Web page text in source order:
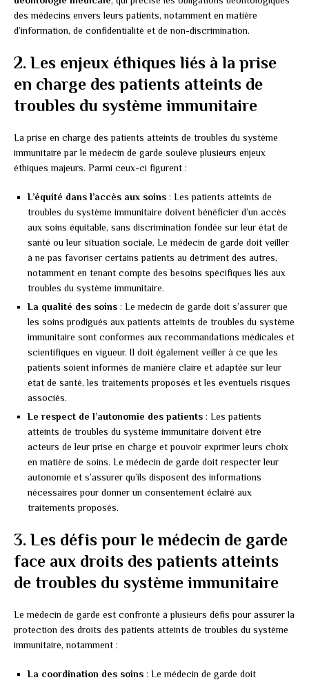
des médecins envers leurs patients, notamment en matière
d’information, de confidentialité et de non-discrimination.
2. Les enjeux éthiques liés à la prise
en charge des patients atteints de
troubles du système immunitaire
La prise en charge des patients atteints de troubles du système
immunitaire par le médecin de garde soulève plusieurs enjeux
éthiques majeurs. Parmi ceux-ci figurent :
L’équité dans l’accès aux soins : Les patients atteints de
troubles du système immunitaire doivent bénéficier d’un accès
aux soins équitable, sans discrimination fondée sur leur état de
santé ou leur situation sociale. Le médecin de garde doit veiller
à ne pas favoriser certains patients au détriment des autres,
notamment en tenant compte des besoins spécifiques liés aux
troubles du système immunitaire.
La qualité des soins : Le médecin de garde doit s’assurer que
les soins prodigués aux patients atteints de troubles du système
immunitaire sont conformes aux recommandations médicales et
scientifiques en vigueur. Il doit également veiller à ce que les
patients soient informés de manière claire et adaptée sur leur
état de santé, les traitements proposés et les éventuels risques
associés.
Le respect de l’autonomie des patients : Les patients
atteints de troubles du système immunitaire doivent être
acteurs de leur prise en charge et pouvoir exprimer leurs choix
en matière de soins. Le médecin de garde doit respecter leur
autonomie et s’assurer qu’ils disposent des informations
nécessaires pour donner un consentement éclairé aux
traitements proposés.
3. Les défis pour le médecin de garde
face aux droits des patients atteints
de troubles du système immunitaire
Le médecin de garde est confronté à plusieurs défis pour assurer la
protection des droits des patients atteints de troubles du système
immunitaire, notamment :
La coordination des soins : Le médecin de garde doit